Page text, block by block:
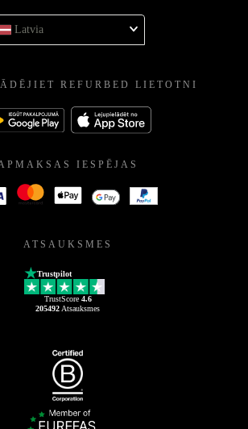
Latvia
REFURBED LIETOTNI
IESPĒJAS
ATSAUKSMES
Trustpilot
TrustScore 4.6
205492 Atsauksmes